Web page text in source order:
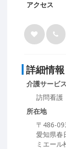
アクセス
詳細情報
介護サービ
訪問看護
所在地
〒486-
愛知県
ミエー